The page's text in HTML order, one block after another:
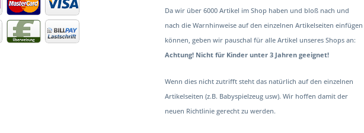
Da wir über 6000 Artikel im Shop haben und bloß nach und
nach die Warnhinweise auf den einzelnen Artikelseiten einfügen
können, geben wir pauschal für alle Artikel unseres Shops an:
Achtung! Nicht für Kinder unter 3 Jahren geeignet!
Wenn dies nicht zutrifft steht das natürlich auf den einzelnen
Artikelseiten (z.B. Babyspielzeug usw). Wir hoffen damit der
neuen Richtlinie gerecht zu werden.